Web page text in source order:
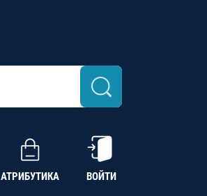
АТРИБУТИКА ВОЙТИ